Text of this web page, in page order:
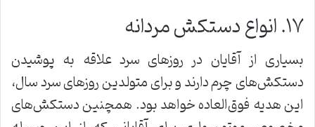
۱۷. انواع دستکش مردانه
بسیاری از آقایان در روزهای سرد علاقه به پوشیدن
دستکش‌های چرم دارند و برای متولدین روزهای سرد سال،
این هدیه فوق‌العاده خواهد بود. همچنین دستکش‌های